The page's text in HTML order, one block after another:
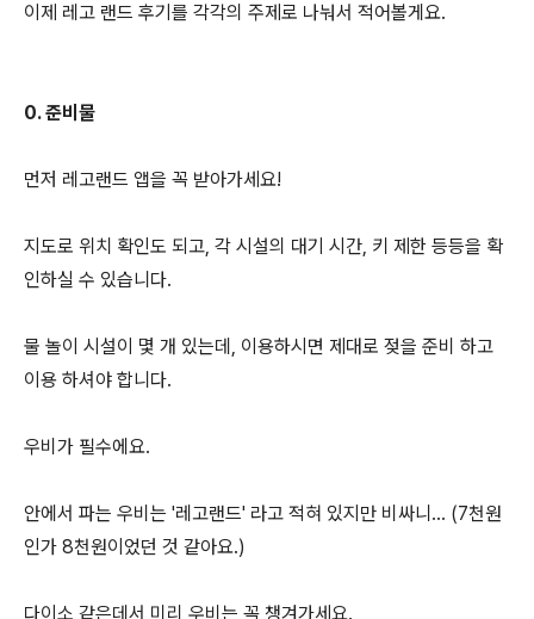
이제 레고 랜드 후기를 각각의 주제로 나눠서 적어볼게요.
0. 준비물
먼저 레고랜드 앱을 꼭 받아가세요!
지도로 위치 확인도 되고, 각 시설의 대기 시간, 키 제한 등등을 확
인하실 수 있습니다.
물 놀이 시설이 몇 개 있는데, 이용하시면 제대로 젖을 준비 하고
이용 하셔야 합니다.
우비가 필수에요.
안에서 파는 우비는 '레고랜드' 라고 적혀 있지만 비싸니... (7천원
인가 8천원이었던 것 같아요.)
다이소 같은데서 미리 우비는 꼭 챙겨가세요.